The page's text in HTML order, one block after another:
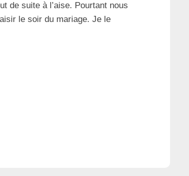
de suite à l’aise. Pourtant nous
le soir du mariage. Je le